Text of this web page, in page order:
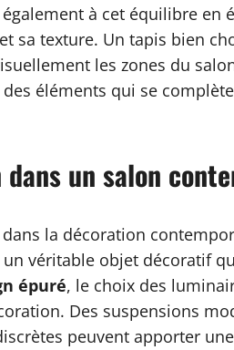
à cet équilibre en
sa texture. Un tapis bien
les zones du
éléments qui se
un salon
la décoration
véritable objet décoratif
épuré, le choix des
Des suspensions
peuvent apporter une